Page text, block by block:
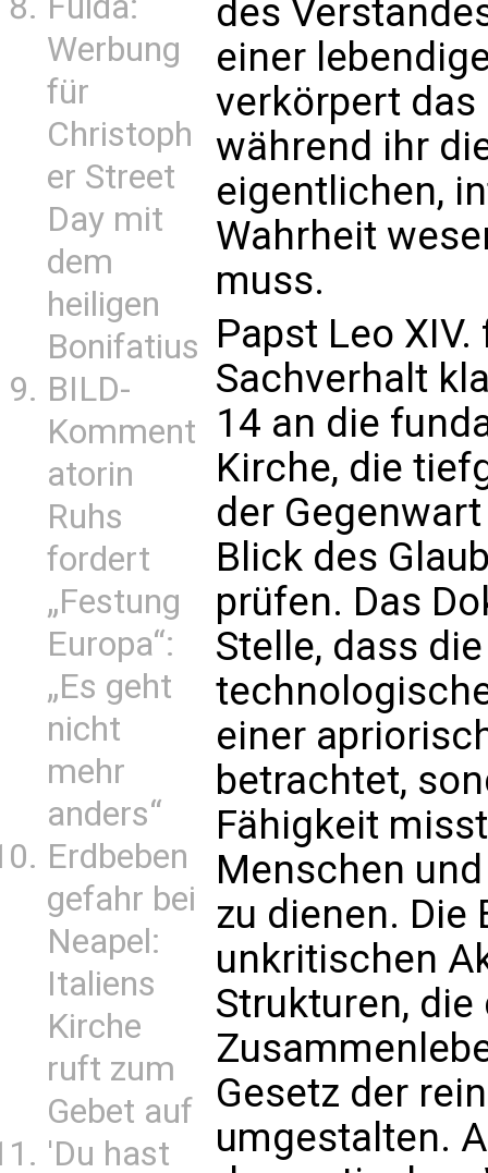
Werbung
für
Christoph
er Street
Day mit
dem
heiligen
Bonifatius
BILD-
Komment
atorin
Ruhs
fordert
„Festung
Europa“:
„Es geht
nicht
mehr
anders“
Erdbeben
gefahr bei
Neapel:
Italiens
Kirche
ruft zum
Gebet auf
'Du hast
des
einer
verkörpert das
während ihr
eigentlichen,
Wahrheit
muss.
Papst Leo
Sachverhalt
14 an die
Kirche, die
der
Blick des
prüfen. Das
Stelle, dass
einer
betrachtet,
Fähigkeit
Menschen
zu dienen. Die
unkritischen
Strukturen,
Gesetz der
umgestalten.